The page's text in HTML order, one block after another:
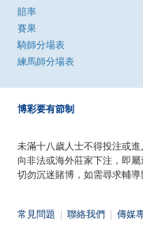
賠率
賽果
騎師分場表
練馬師分場表
博彩要有節制
未滿十八歲人士不得投注或進
向非法或海外莊家下注，即屬
切勿沉迷賭博，如需尋求輔
常見問題 聯絡我們 傳媒